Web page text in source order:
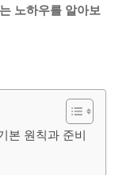
노하우를 알아보
본 원칙과 준비